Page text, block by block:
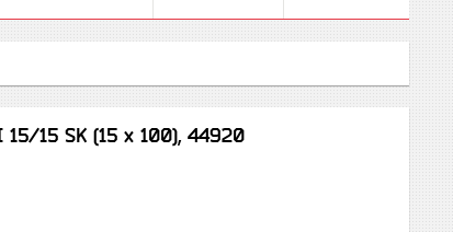
15 SK (15 х 100), 44920